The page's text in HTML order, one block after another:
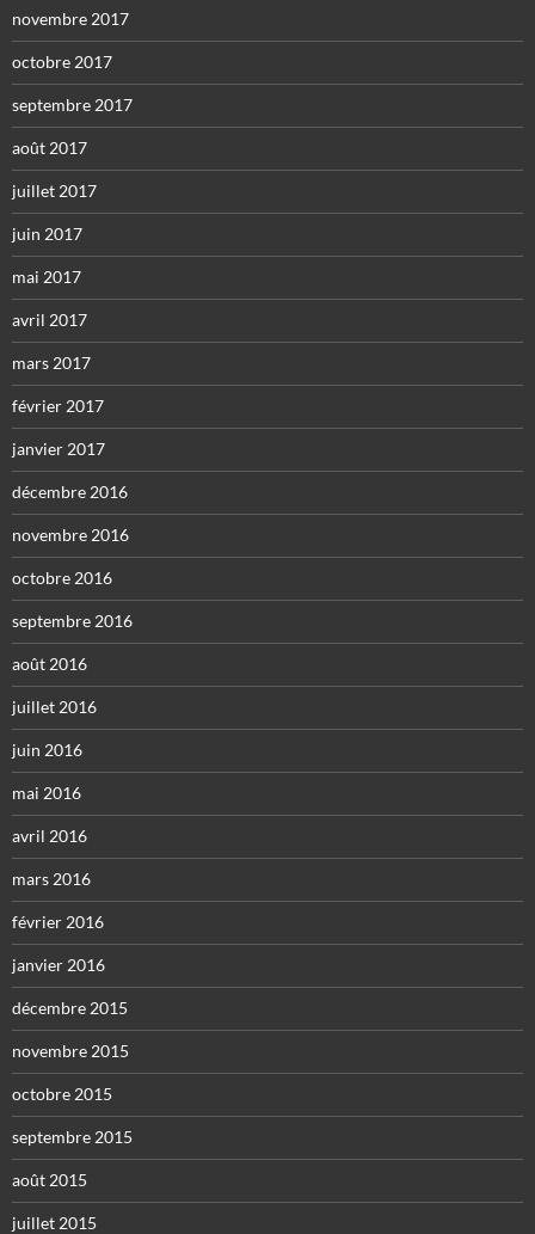
novembre 2017
octobre 2017
septembre 2017
août 2017
juillet 2017
juin 2017
mai 2017
avril 2017
mars 2017
février 2017
janvier 2017
décembre 2016
novembre 2016
octobre 2016
septembre 2016
août 2016
juillet 2016
juin 2016
mai 2016
avril 2016
mars 2016
février 2016
janvier 2016
décembre 2015
novembre 2015
octobre 2015
septembre 2015
août 2015
juillet 2015